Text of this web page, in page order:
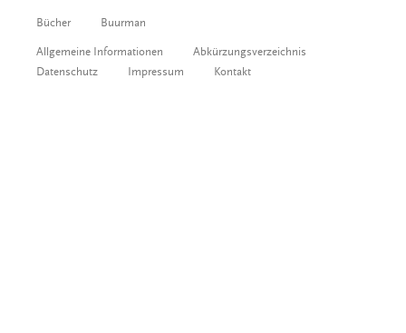
Bücher Buurman
Allgemeine Informationen
Abkürzungsverzeichnis
Datenschutz
Impressum Kontakt